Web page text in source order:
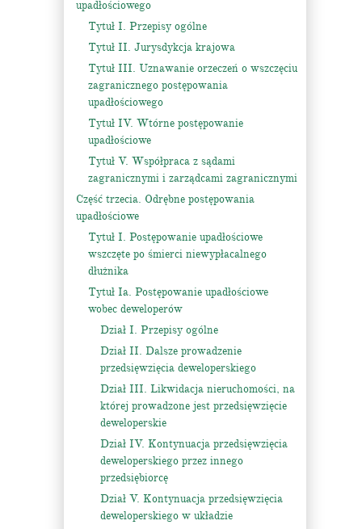
upadłościowego
Tytuł I. Przepisy ogólne
Tytuł II. Jurysdykcja krajowa
Tytuł III. Uznawanie orzeczeń o wszczęciu
zagranicznego postępowania
upadłościowego
Tytuł IV. Wtórne postępowanie
upadłościowe
Tytuł V. Współpraca z sądami
zagranicznymi i zarządcami zagranicznymi
Część trzecia. Odrębne postępowania
upadłościowe
Tytuł I. Postępowanie upadłościowe
wszczęte po śmierci niewypłacalnego
dłużnika
Tytuł Ia. Postępowanie upadłościowe
wobec deweloperów
Dział I. Przepisy ogólne
Dział II. Dalsze prowadzenie
przedsięwzięcia deweloperskiego
Dział III. Likwidacja nieruchomości, na
której prowadzone jest przedsięwzięcie
deweloperskie
Dział IV. Kontynuacja przedsięwzięcia
deweloperskiego przez innego
przedsiębiorcę
Dział V. Kontynuacja przedsięwzięcia
deweloperskiego w układzie